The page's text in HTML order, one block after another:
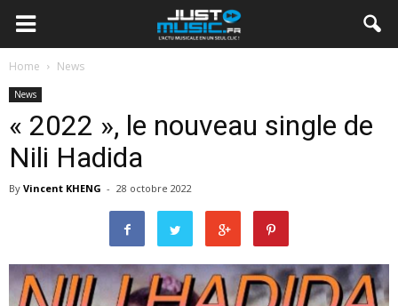
Home News
News
« 2022 », le nouveau single de
Nili Hadida
By Vincent KHENG - 28 octobre 2022